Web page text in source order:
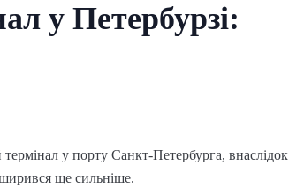
у Петербурзі:
у порту Санкт-Петербурга, внаслідок
ще сильніше.